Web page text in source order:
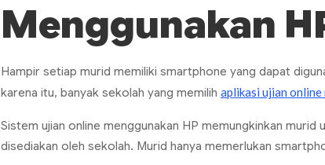
Menggunakan
Hampir setiap murid memiliki smartphone yang dapat
karena itu, banyak sekolah yang memilih aplikasi ujian online
Sistem ujian online menggunakan HP memungkinkan murid
disediakan oleh sekolah. Murid hanya memerlukan